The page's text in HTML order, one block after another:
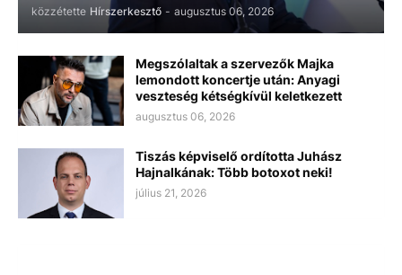
közzétette Hírszerkesztő - augusztus 06, 2026
Megszólaltak a szervezők Majka
lemondott koncertje után: Anyagi
veszteség kétségkívül keletkezett
augusztus 06, 2026
Tiszás képviselő ordította Juhász
Hajnalkának: Több botoxot neki!
július 21, 2026